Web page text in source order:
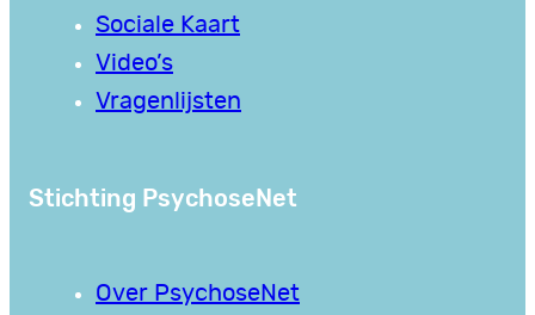
Sociale Kaart
Video’s
Vragenlijsten
Stichting PsychoseNet
Over PsychoseNet